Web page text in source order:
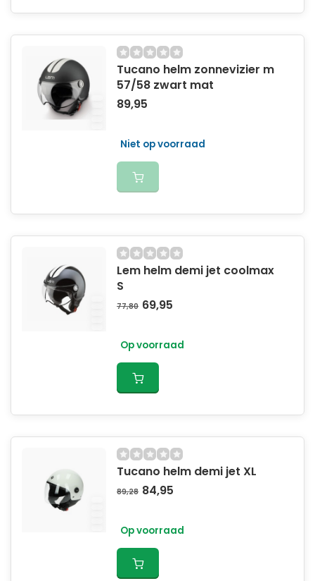
Tucano helm zonnevizier m
57/58 zwart mat
89,95
Niet op voorraad
Lem helm demi jet coolmax
S
77,80 69,95
Op voorraad
Tucano helm demi jet XL
89,28 84,95
Op voorraad